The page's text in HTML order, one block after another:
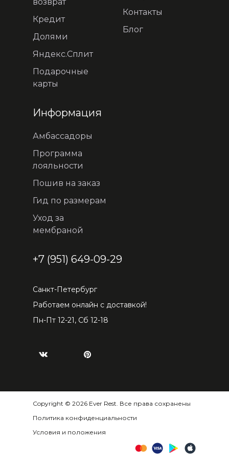
Кредит
Долями
Яндекс.Сплит
Подарочные
карты
Контакты
Блог
Информация
Амбассадоры
Программа
лояльности
Пошив на заказ
Гид по размерам
Уход за
мембраной
+7 (951) 649-09-29
Санкт-Петербург
Работаем онлайн с доставкой!
Пн-Пт 12-21, Сб 12-18
Copyright © 2026 Ever Rest. Все права сохранены
Политика конфиденциальности
Условия и положения